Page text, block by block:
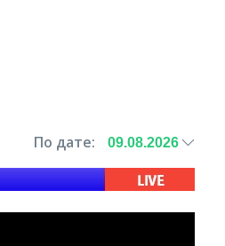
По дате: